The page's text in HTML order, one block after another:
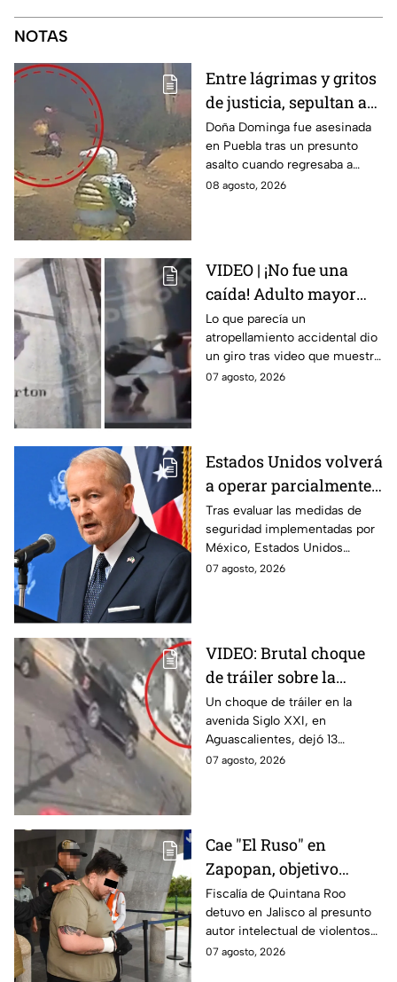
NOTAS
Entre lágrimas y gritos
de justicia, sepultan a
doña Dominga, la
abuelita asesinada tras
asalto en Amozoc,
Puebla
Doña Dominga fue asesinada
en Puebla tras un presunto
asalto cuando regresaba a
casa; familiares y amigos la
08 agosto, 2026
VIDEO | ¡No fue una
caída! Adulto mayor
muere atropellado por
tráiler; joven lo empujó
en Monterrey
Lo que parecía un
atropellamiento accidental dio
un giro tras video que muestra
cómo un joven empujó a
07 agosto, 2026
Estados Unidos volverá
a operar parcialmente
en Michoacán tras
suspensión por
motivos de seguridad
Tras evaluar las medidas de
seguridad implementadas por
México, Estados Unidos
reanudará parcialmente sus
07 agosto, 2026
VIDEO: Brutal choque
de tráiler sobre la
avenida Siglo XXI en
Aguascalientes deja
varios heridos y
destrozos
Un choque de tráiler en la
avenida Siglo XXI, en
Aguascalientes, dejó 13
heridos y varios vehículos
07 agosto, 2026
Cae "El Ruso" en
Zapopan, objetivo
prioritario en Playa del
Carmen
Fiscalía de Quintana Roo
detuvo en Jalisco al presunto
autor intelectual de violentos
ataques en fraccionamientos
07 agosto, 2026